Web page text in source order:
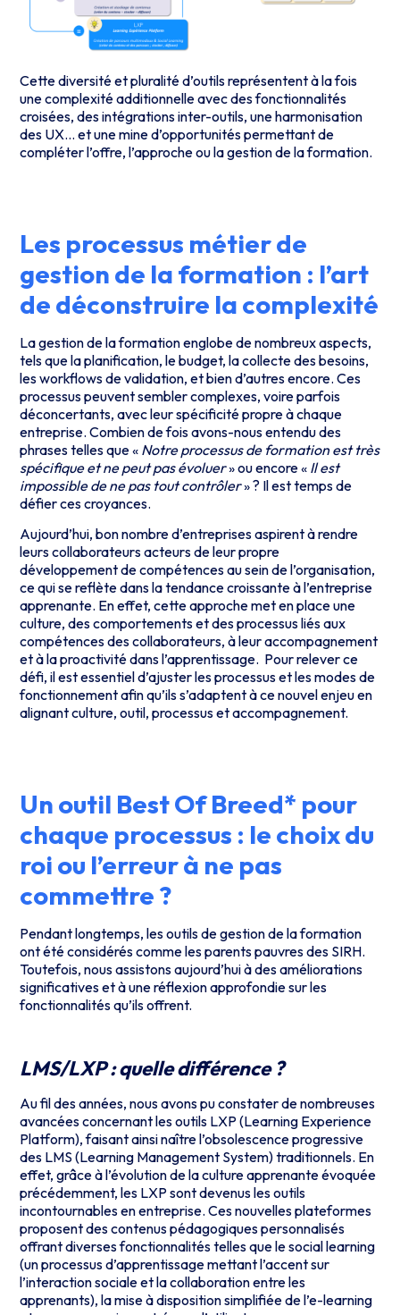
Cette diversité et pluralité d’outils représentent à la fois
une complexité additionnelle avec des fonctionnalités
croisées, des intégrations inter-outils, une harmonisation
des UX… et une mine d’opportunités permettant de
compléter l’offre, l’approche ou la gestion de la formation.
Les processus métier de
gestion de la formation : l’art
de déconstruire la complexité
La gestion de la formation englobe de nombreux aspects,
tels que la planification, le budget, la collecte des besoins,
les workflows de validation, et bien d’autres encore. Ces
processus peuvent sembler complexes, voire parfois
déconcertants, avec leur spécificité propre à chaque
entreprise. Combien de fois avons-nous entendu des
phrases telles que « Notre processus de formation est très
spécifique et ne peut pas évoluer» ou encore « Il est
impossible de ne pas tout contrôler» ? Il est temps de
défier ces croyances.
Aujourd’hui, bon nombre d’entreprises aspirent à rendre
leurs collaborateurs acteurs de leur propre
développement de compétences au sein de l’organisation,
ce qui se reflète dans la tendance croissante à l’entreprise
apprenante. En effet, cette approche met en place une
culture, des comportements et des processus liés aux
compétences des collaborateurs, à leur accompagnement
et à la proactivité dans l’apprentissage. Pour relever ce
défi, il est essentiel d’ajuster les processus et les modes de
fonctionnement afin qu’ils s’adaptent à ce nouvel enjeu en
alignant culture, outil, processus et accompagnement.
Un outil Best Of Breed* pour
chaque processus : le choix du
roi ou l’erreur à ne pas
commettre ?
Pendant longtemps, les outils de gestion de la formation
ont été considérés comme les parents pauvres des SIRH.
Toutefois, nous assistons aujourd’hui à des améliorations
significatives et à une réflexion approfondie sur les
fonctionnalités qu’ils offrent.
LMS/LXP : quelle différence ?
Au fil des années, nous avons pu constater de nombreuses
avancées concernant les outils LXP (Learning Experience
Platform), faisant ainsi naître l’obsolescence progressive
des LMS (Learning Management System) traditionnels. En
effet, grâce à l’évolution de la culture apprenante évoquée
précédemment, les LXP sont devenus les outils
incontournables en entreprise. Ces nouvelles plateformes
proposent des contenus pédagogiques personnalisés
offrant diverses fonctionnalités telles que le social learning
(un processus d’apprentissage mettant l’accent sur
l’interaction sociale et la collaboration entre les
apprenants), la mise à disposition simplifiée de l’e-learning